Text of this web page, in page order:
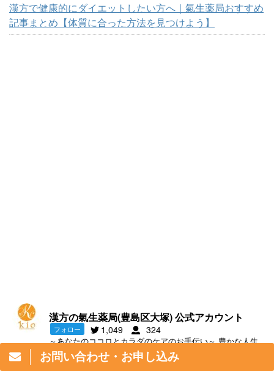
漢方で健康的にダイエットしたい方へ｜氣生薬局おすすめ
記事まとめ【体質に合った方法を見つけよう】
漢方の氣生薬局(豊島区大塚) 公式アカウント
フォロー 1,049 324
～あなたのココロとカラダのケアのお手伝い～ 豊かな人生
を過ごすためのココロとカラダのバランスと調和を大切
に、漢方でカラダのケアを、心理カウンセリングでココロ
お問い合わせ・お申し込み